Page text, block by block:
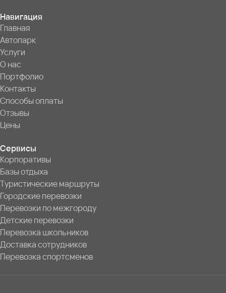
Навигация
Главная
Автопарк
Услуги
О нас
Портфолио
Контакты
Способы оплаты
Отзывы
Цены
Сервисы
Корпоративы
Базы отдыха
Туристические маршруты
Городские перевозки
Перевозки по межгороду
Детские перевозки
Перевозка школьников
Доставка сотрудников
Перевозка спортсменов